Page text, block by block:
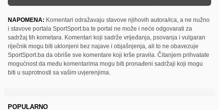
NAPOMENA: Komentari odražavaju stavove njihovih autora/ica, a ne nužno
i stavove portala SportSport.ba te portal ne može i neće odgovarati za
sadržaj tih kometara. Komentari koji sadrže vrijeđanja, psovanja i vulgaran
riječnik mogu biti uklonjeni bez najave i objašnjenja, ali to ne obavezuje
SportSport.ba da obriše sve komentare koji krše pravila. Čitanjem prihvatate
mogućnost da među komentarima mogu biti pronađeni sadržaji koji mogu
biti u suprotnosti sa vašim uvjerenjima.
POPULARNO